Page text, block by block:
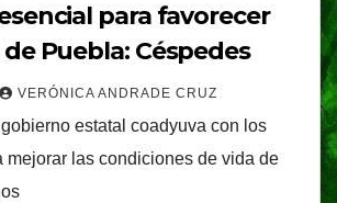
para favorecer
Puebla: Céspedes
VERÓNICA ANDRADE CRUZ
estatal coadyuva con los
mejorar las condiciones de vida de